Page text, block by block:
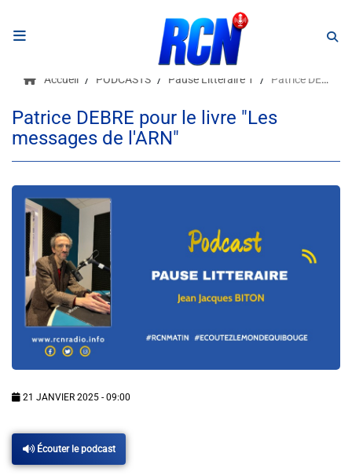
RADIO
Podcasts
Programmes
Faire un don
Evènements
Météo Nice
Info routes
Issa Nissa OGC Nice
Accueil PODCASTS Pause Littéraire 1 Patrice DEBRE pour le livre "Les messages de l'ARN"
Patrice DEBRE pour le livre "Les
messages de l'ARN"
21 JANVIER 2025 - 09:00
Écouter le podcast